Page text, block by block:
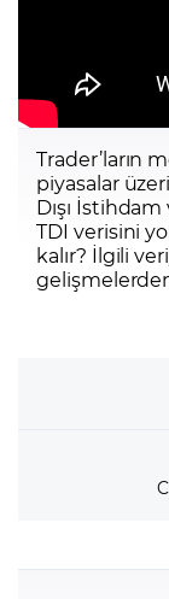
Trader’ların
piyasalar
Dışı İstihdam
TDI verisini
kalır? İlgili